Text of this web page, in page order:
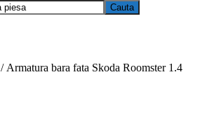
/ Armatura bara fata Skoda Roomster 1.4